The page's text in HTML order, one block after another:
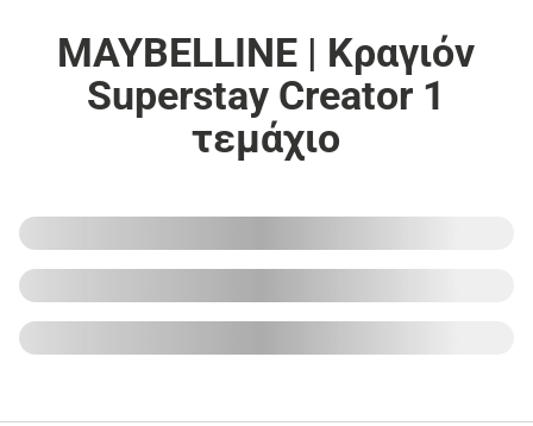
MAYBELLINE | Κραγιόν
Superstay Creator 1
τεμάχιο